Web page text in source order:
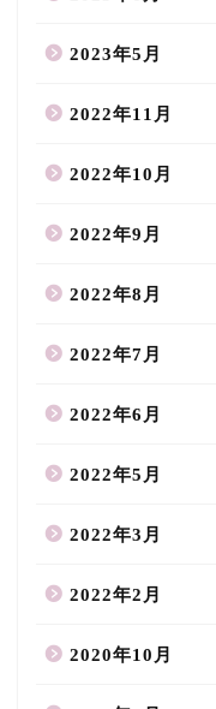
2023年5月
2022年11月
2022年10月
2022年9月
2022年8月
2022年7月
2022年6月
2022年5月
2022年3月
2022年2月
2020年10月